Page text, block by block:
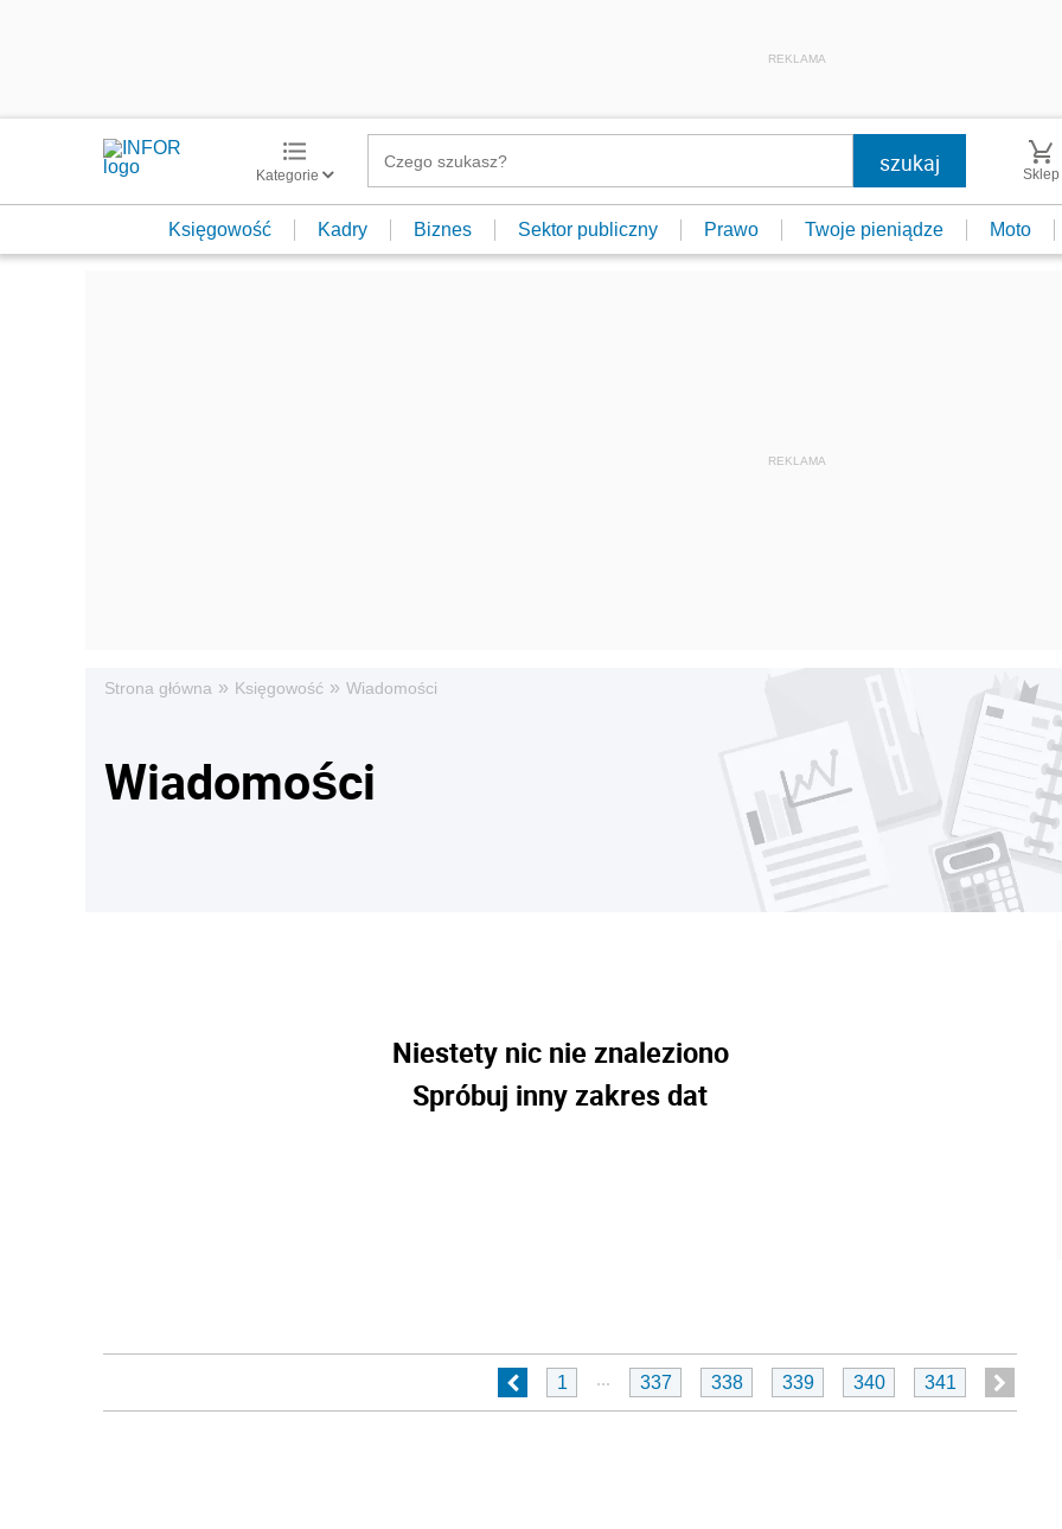
REKLAMA
Kategorie Sklep
Księgowość Kadry Biznes Sektor publiczny Prawo Twoje pieniądze Moto
Strona główna » Księgowość » Wiadomości
Wiadomości
Niestety nic nie znaleziono
Spróbuj inny zakres dat
1 ... 337 338 339 340 341